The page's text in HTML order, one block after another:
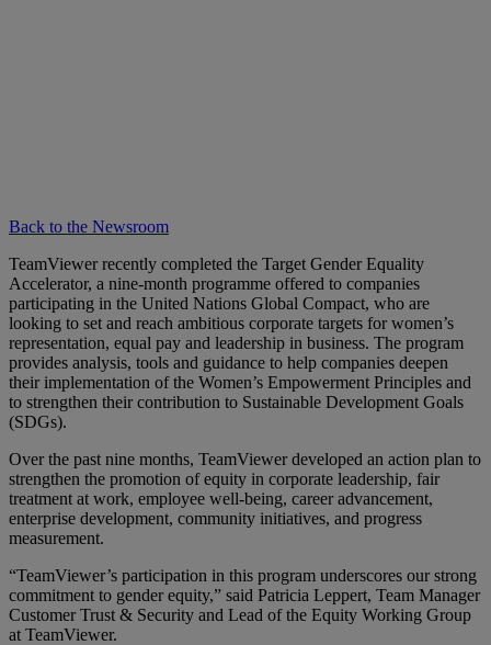
Back to the Newsroom
TeamViewer recently completed the Target Gender Equality
Accelerator, a nine-month programme offered to companies
participating in the United Nations Global Compact, who are
looking to set and reach ambitious corporate targets for women’s
representation, equal pay and leadership in business. The program
provides analysis, tools and guidance to help companies deepen
their implementation of the Women’s Empowerment Principles and
to strengthen their contribution to Sustainable Development Goals
(SDGs).
Over the past nine months, TeamViewer developed an action plan to
strengthen the promotion of equity in corporate leadership, fair
treatment at work, employee well-being, career advancement,
enterprise development, community initiatives, and progress
measurement.
“TeamViewer’s participation in this program underscores our strong
commitment to gender equity,” said Patricia Leppert, Team Manager
Customer Trust & Security and Lead of the Equity Working Group
at TeamViewer.